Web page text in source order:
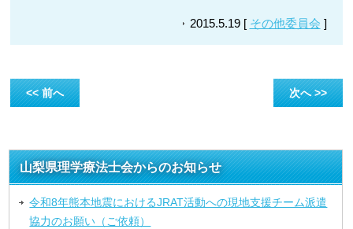
2015.5.19 [ その他委員会 ]
<< 前へ 次へ >>
山梨県理学療法士会からのお知らせ
令和8年熊本地震におけるJRAT活動への現地支援チーム派遣
協力のお願い（ご依頼）